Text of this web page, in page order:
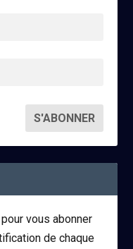
vous abonner
de chaque